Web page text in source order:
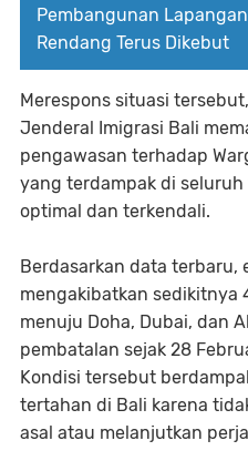
Pembangunan Lapangan
Rendang Terus Dikebut
Merespons situasi
Jenderal Imigrasi Bali
pengawasan terhadap
yang terdampak di
optimal dan terkendali.
Berdasarkan data terbaru,
mengakibatkan sedikitnya
menuju Doha, Dubai, dan
pembatalan sejak 28
Kondisi tersebut
tertahan di Bali karena
asal atau melanjutkan